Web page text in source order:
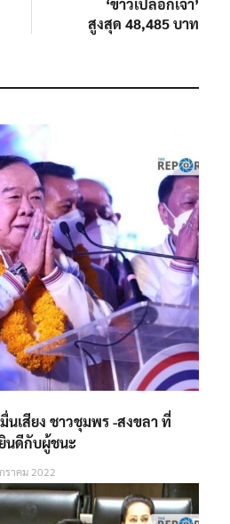
‘ข้าวเปลือกเจ้า’
สูงสุด 48,485 บาท
เสียง ชาวชุมพร -สงขลา ที่
นดีกับผู้ชนะ
ราคม 2022